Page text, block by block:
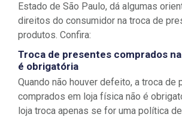
Estado de São Paulo, dá algumas
direitos do consumidor na troca de
produtos. Confira:
Troca de presentes comprados
é obrigatória
Quando não houver defeito, a troca de
comprados em loja física não é
loja troca apenas se for uma política